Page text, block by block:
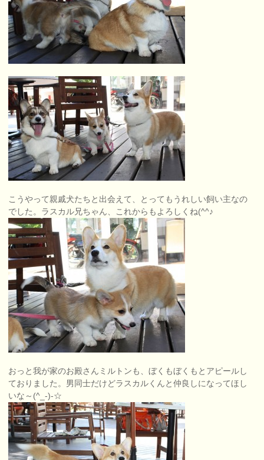
こうやって親戚犬たちと出会えて、とってもうれしい飼い主なの
でした。ラスカル兄ちゃん、これからもよろしくね(^^♪
おっと我が家のお殿さんミルトンも、ぼくもぼくもとアピールし
ておりました。男同士だけどラスカルくんと仲良しになってほし
いな～(^_-)-☆